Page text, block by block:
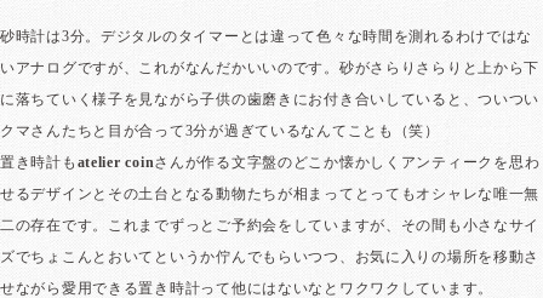
砂時計は3分。デジタルのタイマーとは違って色々な時間を測れるわけではな
いアナログですが、これがなんだかいいのです。砂がさらりさらりと上から下
に落ちていく様子を見ながら子供の歯磨きにお付き合いしていると、ついつい
クマさんたちと目が合って3分が過ぎているなんてことも（笑）
置き時計も atelier coinさんが作る文字盤のどこか懐かしくアンティークを思わ
せるデザインとその土台となる動物たちが相まってとってもオシャレな唯一無
二の存在です。これまでずっとご予約会をしていますが、その間も小さなサイ
ズでちょこんとおいてというか佇んでもらいつつ、お気に入りの場所を移動さ
せながら愛用できる置き時計って他にはないなとワクワクしています。